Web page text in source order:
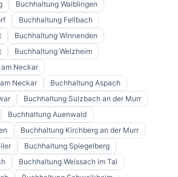
Buchhaltung Waiblingen
Buchhaltung Fellbach
Buchhaltung Winnenden
Buchhaltung Welzheim
Neckar
Neckar Buchhaltung Aspach
Buchhaltung Sulzbach an der Murr
Buchhaltung Auenwald
Buchhaltung Kirchberg an der Murr
Buchhaltung Spiegelberg
Buchhaltung Weissach im Tal